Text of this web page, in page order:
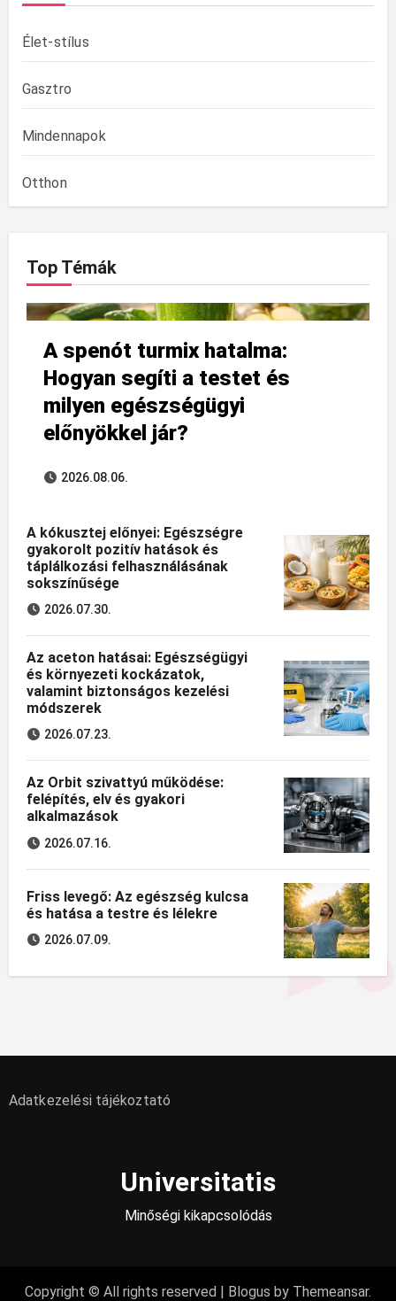
Élet-stílus
Gasztro
Mindennapok
Otthon
Top Témák
A spenót turmix hatalma:
Hogyan segíti a testet és
milyen egészségügyi
előnyökkel jár?
2026.08.06.
A kókusztej előnyei: Egészségre
gyakorolt pozitív hatások és
táplálkozási felhasználásának
sokszínűsége
2026.07.30.
Az aceton hatásai: Egészségügyi
és környezeti kockázatok,
valamint biztonságos kezelési
módszerek
2026.07.23.
Az Orbit szivattyú működése:
felépítés, elv és gyakori
alkalmazások
2026.07.16.
Friss levegő: Az egészség kulcsa
és hatása a testre és lélekre
2026.07.09.
Adatkezelési tájékoztató
Universitatis
Minőségi kikapcsolódás
Copyright © All rights reserved | Blogus by Themeansar.